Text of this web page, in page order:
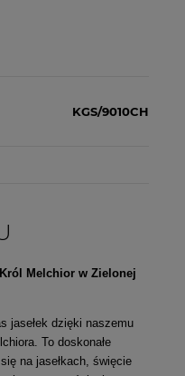
KGS/9010CH
Melchior w Zielonej
jasełek dzięki naszemu
To doskonałe
na jasełkach święcie